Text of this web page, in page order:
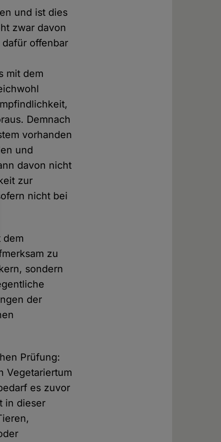
und ist dies
zwar davon
offenbar
mit dem
Demnach
vorhanden
und
davon nicht
zur
nicht bei
dem
zu
sondern
der
Prüfung:
Vegetariertum
es zuvor
in dieser